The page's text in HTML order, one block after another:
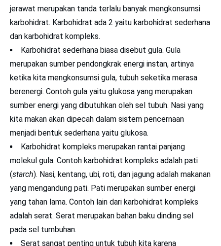
jerawat merupakan tanda terlalu banyak mengkonsumsi
karbohidrat. Karbohidrat ada 2 yaitu karbohidrat sederhana
dan karbohidrat kompleks.
Karbohidrat sederhana biasa disebut gula. Gula
merupakan sumber pendongkrak energi instan, artinya
ketika kita mengkonsumsi gula, tubuh seketika merasa
berenergi. Contoh gula yaitu glukosa yang merupakan
sumber energi yang dibutuhkan oleh sel tubuh. Nasi yang
kita makan akan dipecah dalam sistem pencernaan
menjadi bentuk sederhana yaitu glukosa.
Karbohidrat kompleks merupakan rantai panjang
molekul gula. Contoh karbohidrat kompleks adalah pati
(starch). Nasi, kentang, ubi, roti, dan jagung adalah makanan
yang mengandung pati. Pati merupakan sumber energi
yang tahan lama. Contoh lain dari karbohidrat kompleks
adalah serat. Serat merupakan bahan baku dinding sel
pada sel tumbuhan.
Serat sangat penting untuk tubuh kita karena